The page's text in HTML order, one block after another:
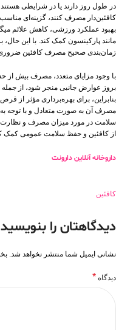
در طول روز دارند یا در شرایطی هستند
کافئین‌دار مصرف کنند، گزینه‌ای مناسب
بهبود عملکرد ورزشی، کاهش علائم
مانند پارکینسون کمک کند. با این حال،
زمان‌بندی صحیح مصرف کافئین
با وجود مزایای متعدد، مصرف بیش از
بروز عوارض جانبی منجر شود، از
بنابراین، برای بهره‌برداری مؤثر از
مصرف آن به صورت متعادل و با توجه
سلامت در مورد میزان مصرف و نظارت
از کافئین و حفظ سلامت عمومی کمک
داروخانه آنلاین دارونت
کافئین
دیدگاهتان را بنویسید
نشانی ایمیل شما منتشر نخواهد شد.
دیدگاه *